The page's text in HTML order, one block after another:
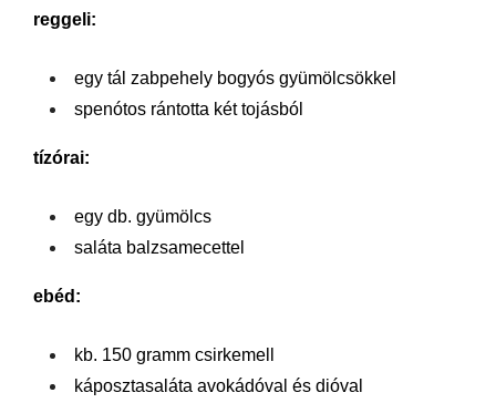
reggeli:
egy tál zabpehely bogyós gyümölcsökkel
spenótos rántotta két tojásból
tízórai:
egy db. gyümölcs
saláta balzsamecettel
ebéd:
kb. 150 gramm csirkemell
káposztasaláta avokádóval és dióval